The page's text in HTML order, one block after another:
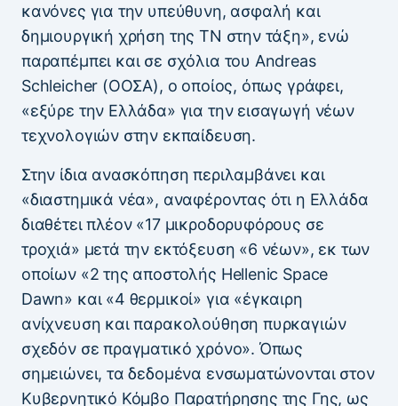
κανόνες για την υπεύθυνη, ασφαλή και
δημιουργική χρήση της ΤΝ στην τάξη», ενώ
παραπέμπει και σε σχόλια του Andreas
Schleicher (ΟΟΣΑ), ο οποίος, όπως γράφει,
«εξύρε την Ελλάδα» για την εισαγωγή νέων
τεχνολογιών στην εκπαίδευση.
Στην ίδια ανασκόπηση περιλαμβάνει και
«διαστημικά νέα», αναφέροντας ότι η Ελλάδα
διαθέτει πλέον «17 μικροδορυφόρους σε
τροχιά» μετά την εκτόξευση «6 νέων», εκ των
οποίων «2 της αποστολής Hellenic Space
Dawn» και «4 θερμικοί» για «έγκαιρη
ανίχνευση και παρακολούθηση πυρκαγιών
σχεδόν σε πραγματικό χρόνο». Όπως
σημειώνει, τα δεδομένα ενσωματώνονται στον
Κυβερνητικό Κόμβο Παρατήρησης της Γης, ως